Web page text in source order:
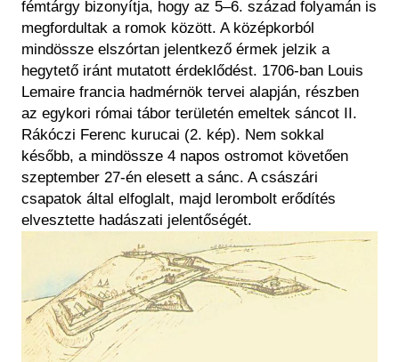
fémtárgy bizonyítja, hogy az 5–6. század folyamán is
megfordultak a romok között. A középkorból
mindössze elszórtan jelentkező érmek jelzik a
hegytető iránt mutatott érdeklődést. 1706-ban Louis
Lemaire francia hadmérnök tervei alapján, részben
az egykori római tábor területén emeltek sáncot II.
Rákóczi Ferenc kurucai (2. kép). Nem sokkal
később, a mindössze 4 napos ostromot követően
szeptember 27-én elesett a sánc. A császári
csapatok által elfoglalt, majd lerombolt erődítés
elvesztette hadászati jelentőségét.